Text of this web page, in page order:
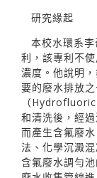
研究緣起
本校水環系
利，該專利不
濃度。他說明
要的廢水排放
（
和清洗後，經
而產生含氟廢
法、化學沉澱
含氟廢水調勻